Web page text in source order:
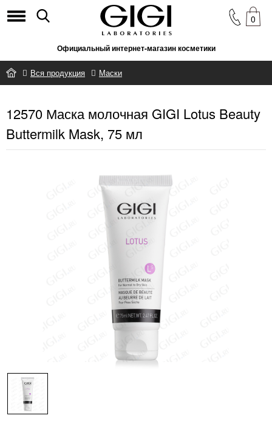
Официальный интернет-магазин косметики
0
Вся продукция Маски
12570 Маска молочная GIGI Lotus Beauty
Buttermilk Mask, 75 мл